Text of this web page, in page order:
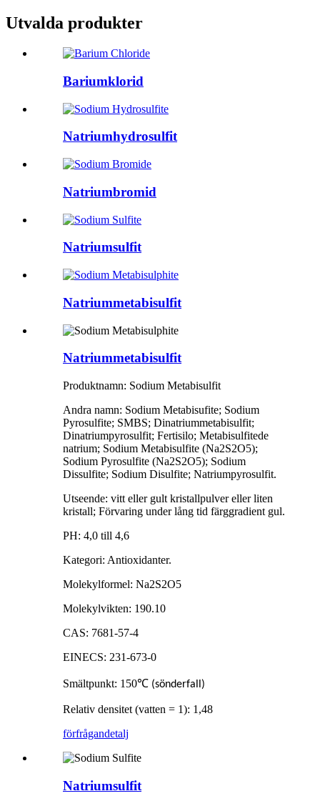
Utvalda produkter
Bariumklorid
Natriumhydrosulfit
Natriumbromid
Natriumsulfit
Natriummetabisulfit
Natriummetabisulfit
Produktnamn: Sodium Metabisulfit
Andra namn: Sodium Metabisufite; Sodium
Pyrosulfite; SMBS; Dinatriummetabisulfit;
Dinatriumpyrosulfit; Fertisilo; Metabisulfitede
natrium; Sodium Metabisulfite (Na2S2O5);
Sodium Pyrosulfite (Na2S2O5); Sodium
Dissulfite; Sodium Disulfite; Natriumpyrosulfit.
Utseende: vitt eller gult kristallpulver eller liten
kristall; Förvaring under lång tid färggradient gul.
PH: 4,0 till 4,6
Kategori: Antioxidanter.
Molekylformel: Na2S2O5
Molekylvikten: 190.10
CAS: 7681-57-4
EINECS: 231-673-0
Smältpunkt: 150℃ (sönderfall)
Relativ densitet (vatten = 1): 1,48
förfrågandetalj
Natriumsulfit